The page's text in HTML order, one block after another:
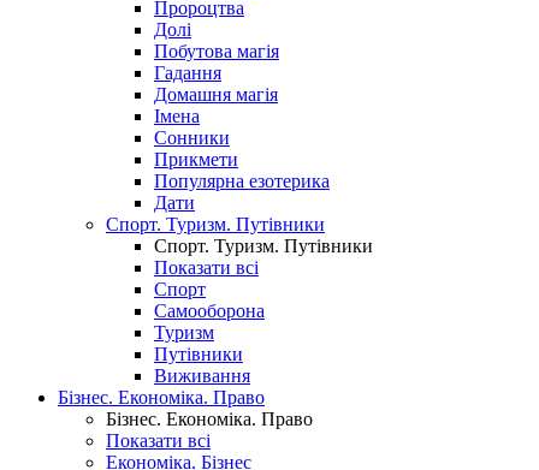
Пророцтва
Долі
Побутова магія
Гадання
Домашня магія
Імена
Сонники
Прикмети
Популярна езотерика
Дати
Спорт. Туризм. Путівники
Спорт. Туризм. Путівники
Показати всі
Спорт
Самооборона
Туризм
Путівники
Виживання
Бізнес. Економіка. Право
Бізнес. Економіка. Право
Показати всі
Економіка. Бізнес